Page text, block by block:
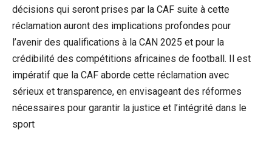
décisions qui seront prises par la CAF suite à cette
réclamation auront des implications profondes pour
l’avenir des qualifications à la CAN 2025 et pour la
crédibilité des compétitions africaines de football. Il est
impératif que la CAF aborde cette réclamation avec
sérieux et transparence, en envisageant des réformes
nécessaires pour garantir la justice et l’intégrité dans le
sport